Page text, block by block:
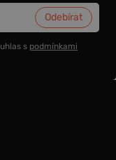
s podmínkami